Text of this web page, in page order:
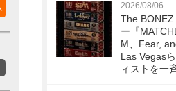
2026/08/06
The
ー『
M、Fear,
Las Vegas
ィストを一